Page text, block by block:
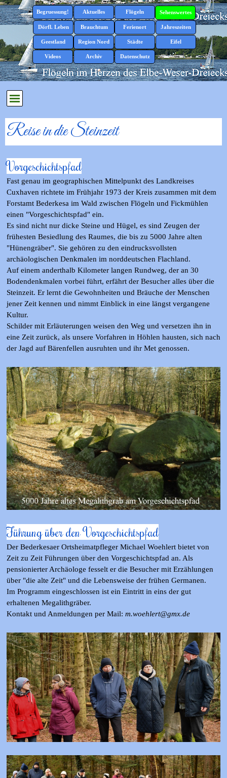
Direkt zum Seiteninhalt
Menü überspringen
Begruessung! Aktuelles ▼
Flögeln ▼
Sehenswertes ▼
Dörfl. Leben ▼
Brauchtum ▼
Ferienort ▼
Jahreszeiten
Geestland ▼
Region Nord ▼
Städte ▼
Eifel ▼
Videos Archiv ▼
Datenschutz
Reise in die Steinzeit
Vorgeschichtspfad
Fast genau im geographischen Mittelpunkt des Landkreises
Cuxhaven richtete im Frühjahr 1973 der Kreis zusammen mit dem
Forstamt Bederkesa im Wald zwischen Flögeln und Fickmühlen
einen "Vorgeschichtspfad" ein.
Es sind nicht nur dicke Steine und Hügel, es sind Zeugen der
frühesten Besiedlung des Raumes, die bis zu 5000 Jahre alten
"Hünengräber". Sie gehören zu den eindrucksvollsten
archäologischen Denkmalen im norddeutschen Flachland.
Auf einem anderthalb Kilometer langen Rundweg, der an 30
Bodendenkmalen vorbei führt, erfährt der Besucher alles über die
Steinzeit. Er lernt die Gewohnheiten und Bräuche der Menschen
jener Zeit kennen und nimmt Einblick in eine längst vergangene
Kultur.
Schilder mit Erläuterungen weisen den Weg und versetzen ihn in
eine Zeit zurück, als unsere Vorfahren in Höhlen hausten, sich nach
der Jagd auf Bärenfellen ausruhten und ihr Met genossen.
Führung über den Vorgeschichtspfad
Der Bederkesaer Ortsheimatpfleger Michael Woehlert bietet von
Zeit zu Zeit Führungen über den Vorgeschichtspfad an. Als
pensionierter Archäologe fesselt er die Besucher mit Erzählungen
über "die alte Zeit" und die Lebensweise der frühen Germanen.
Im Programm eingeschlossen ist ein Eintritt in eins der gut
erhaltenen Megalithgräber.
Kontakt und Anmeldungen per Mail: m.woehlert@gmx.de